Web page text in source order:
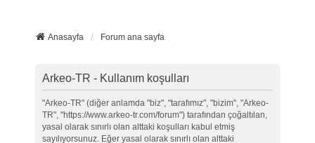
Anasayfa Forum ana sayfa
Arkeo-TR - Kullanım koşulları
"Arkeo-TR" (diğer anlamda "biz", "tarafımız", "bizim", "Arkeo-
TR", "https://www.arkeo-tr.com/forum") tarafından çoğaltılan,
yasal olarak sınırlı olan alttaki koşulları kabul etmiş
sayılıyorsunuz. Eğer yasal olarak sınırlı olan alttaki